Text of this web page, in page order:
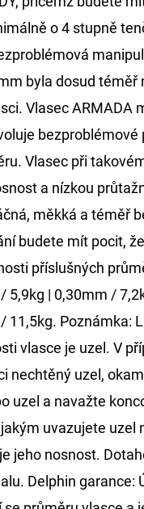
o 4 stupně
byla dosud téměř
Vlasec ARMADA
bezproblémové
Vlasec při
a nízkou
měkká a téměř
budete mít pocit,
příslušných
5,9kg | 0,30mm /
11,5kg. Poznámka:
vlasce je uzel. V
nechtěný uzel,
uzel a navažte
uvazujete uzel
jeho nosnost.
Delphin garance: